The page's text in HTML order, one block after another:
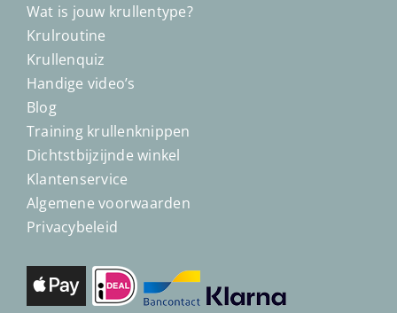
Wat is jouw krullentype?
Krulroutine
Krullenquiz
Handige video’s
Blog
Training krullenknippen
Dichtstbijzijnde winkel
Klantenservice
Algemene voorwaarden
Privacybeleid